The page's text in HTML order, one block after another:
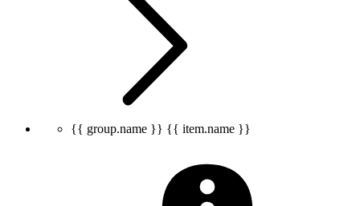
{{ group.name }} {{ item.name }}